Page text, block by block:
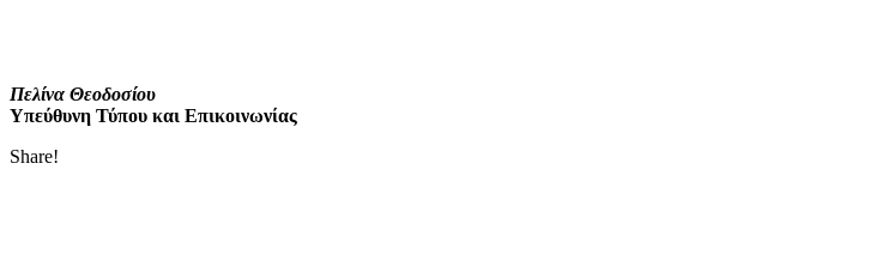
Πελίνα Θεοδοσίου
Υπεύθυνη Τύπου και Επικοινωνίας
Share!